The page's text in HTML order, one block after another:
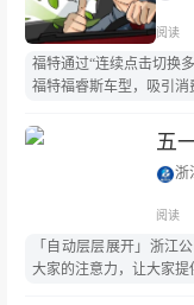
福特通过“连续点击切换
福特福睿斯车型，吸引消
五
浙
「自动层层展开」浙江
大家的注意力，让大家提